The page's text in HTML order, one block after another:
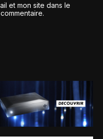
et mon site dans le